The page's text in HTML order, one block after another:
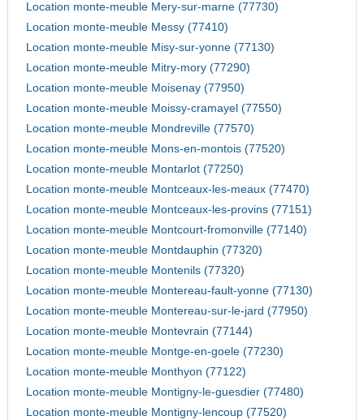
Location monte-meuble Mery-sur-marne (77730)
Location monte-meuble Messy (77410)
Location monte-meuble Misy-sur-yonne (77130)
Location monte-meuble Mitry-mory (77290)
Location monte-meuble Moisenay (77950)
Location monte-meuble Moissy-cramayel (77550)
Location monte-meuble Mondreville (77570)
Location monte-meuble Mons-en-montois (77520)
Location monte-meuble Montarlot (77250)
Location monte-meuble Montceaux-les-meaux (77470)
Location monte-meuble Montceaux-les-provins (77151)
Location monte-meuble Montcourt-fromonville (77140)
Location monte-meuble Montdauphin (77320)
Location monte-meuble Montenils (77320)
Location monte-meuble Montereau-fault-yonne (77130)
Location monte-meuble Montereau-sur-le-jard (77950)
Location monte-meuble Montevrain (77144)
Location monte-meuble Montge-en-goele (77230)
Location monte-meuble Monthyon (77122)
Location monte-meuble Montigny-le-guesdier (77480)
Location monte-meuble Montigny-lencoup (77520)